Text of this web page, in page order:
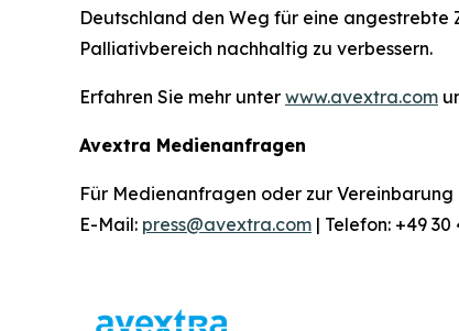
Deutschland den Weg für eine angestrebte
Palliativbereich nachhaltig zu verbessern.
Erfahren Sie mehr unter www.avextra.com
Avextra Medienanfragen
Für Medienanfragen oder zur
E-Mail: press@avextra.com | Telefon: +49 30